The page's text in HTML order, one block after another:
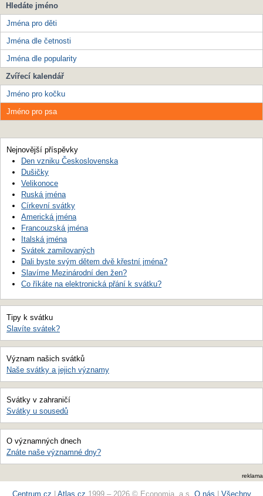
Hledáte jméno
Jména pro děti
Jména dle četnosti
Jména dle popularity
Zvířecí kalendář
Jméno pro kočku
Jméno pro psa
Nejnovější příspěvky
Den vzniku Československa
Dušičky
Velikonoce
Ruská jména
Církevní svátky
Americká jména
Francouzská jména
Italská jména
Svátek zamilovaných
Dali byste svým dětem dvě křestní jména?
Slavíme Mezinárodní den žen?
Co říkáte na elektronická přání k svátku?
Tipy k svátku
Slavíte svátek?
Význam našich svátků
Naše svátky a jejich významy
Svátky v zahraničí
Svátky u sousedů
O významných dnech
Znáte naše významné dny?
reklama
Centrum.cz Atlas.cz 1999 – 2026 © Economia, a.s. O nás Všechny